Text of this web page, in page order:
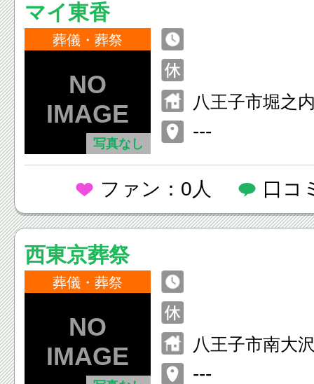
マイ東香
葬儀・葬祭
写真なし
八王子市堀之
---
ファン：0人 口コ
西東京葬祭
葬儀・葬祭
八王子市南大
---